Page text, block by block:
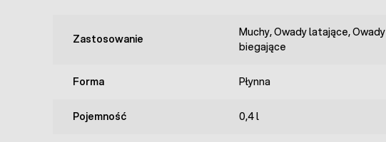
Zastosowanie
Muchy, Owady latające, Owady
biegające
Forma Płynna
Pojemność 0,4 l